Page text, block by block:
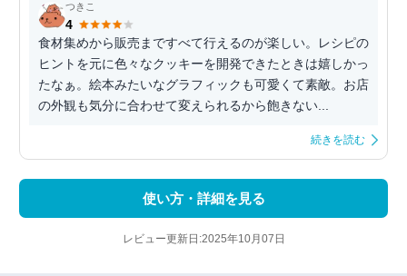
つきこ
4
食材集めから販売まですべて行えるのが楽しい。レシピの
ヒントを元に色々なクッキーを開発できたときは嬉しかっ
たなぁ。絵本みたいなグラフィックも可愛くて素敵。お店
の外観も気分に合わせて変えられるから飽きない...
続きを読む
使い方・詳細を見る
レビュー更新日:2025年10月07日